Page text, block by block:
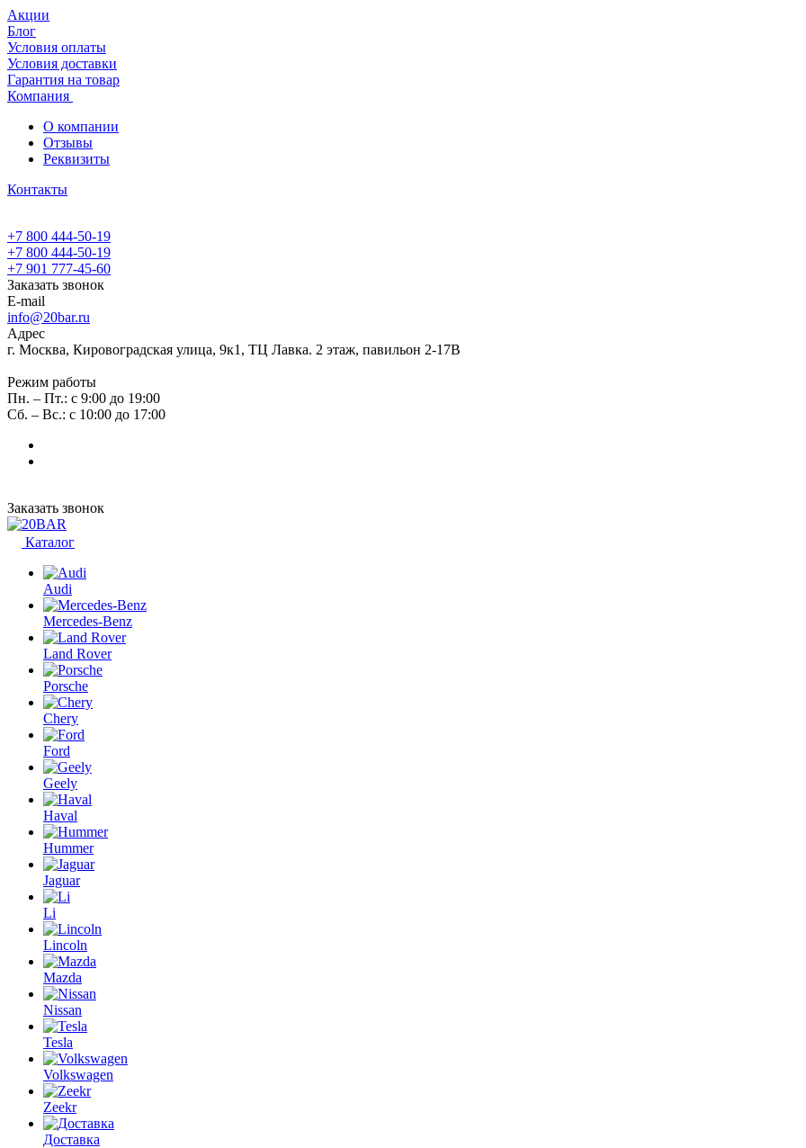
Акции
Блог
Условия оплаты
Условия доставки
Гарантия на товар
Компания
О компании
Отзывы
Реквизиты
Контакты
+7 800 444-50-19
+7 800 444-50-19
+7 901 777-45-60
Заказать звонок
E-mail
info@20bar.ru
Адрес
г. Москва, Кировоградская улица, 9к1, ТЦ Лавка. 2 этаж, павильон 2-17В
Режим работы
Пн. – Пт.: с 9:00 до 19:00
Сб. – Вс.: с 10:00 до 17:00
Заказать звонок
Каталог
Audi
Mercedes-Benz
Land Rover
Porsche
Chery
Ford
Geely
Haval
Hummer
Jaguar
Li
Lincoln
Mazda
Nissan
Tesla
Volkswagen
Zeekr
Доставка